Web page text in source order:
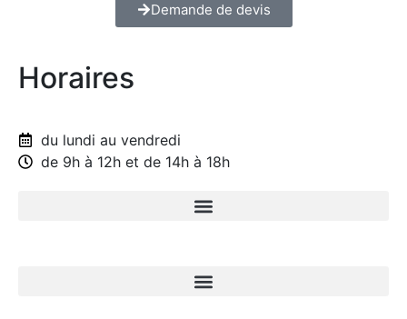
Demande de devis
Horaires
du lundi au vendredi
de 9h à 12h et de 14h à 18h